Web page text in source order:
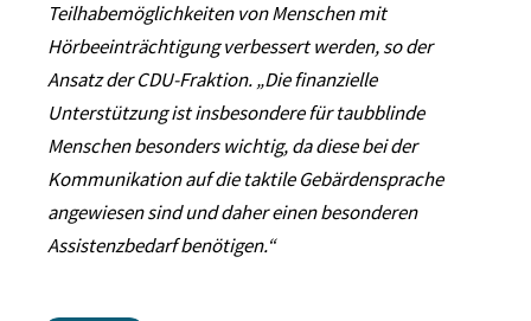
Teilhabemöglichkeiten von Menschen mit
Hörbeeinträchtigung verbessert werden, so der
Ansatz der CDU-Fraktion. „Die finanzielle
Unterstützung ist insbesondere für taubblinde
Menschen besonders wichtig, da diese bei der
Kommunikation auf die taktile Gebärdensprache
angewiesen sind und daher einen besonderen
Assistenzbedarf benötigen.“